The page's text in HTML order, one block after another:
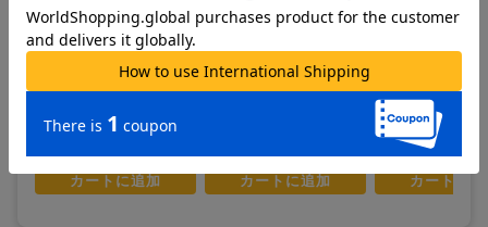
プリティーシリーズ_ハピプ
リバースデー202510 缶バッ
¥650 (税抜)
カートに追加
リバースデー202509 缶バッ
ジみつき
¥650 (税抜)
カートに追加
リバースデー
¥5,400 (税抜)
¥5,940
お取寄せ商品
カートに